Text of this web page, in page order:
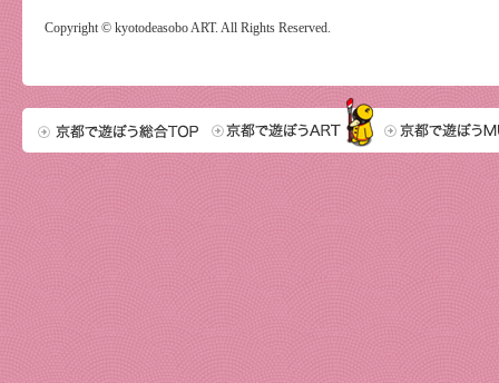
Copyright © kyotodeasobo ART. All Rights Reserved.